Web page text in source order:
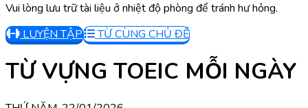
Vui lòng lưu trữ tài liệu ở nhiệt độ phòng để tránh hư hỏng.
LUYỆN TẬP
TỪ CÙNG CHỦ ĐỀ
TỪ VỰNG TOEIC MỖI NGÀY